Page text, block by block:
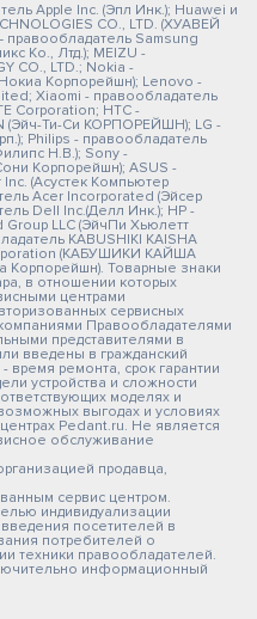
Apple Inc. (Эпл Инк.); Huawei и
CO., LTD. (ХУАВЕЙ
Samsung
Ко., Лтд.); MEIZU -
CO., LTD.; Nokia -
Корпорейшн); Lenovo -
Xiaomi - правообладатель
Corporation; HTC -
(Эйч-Ти-Си КОРПОРЕЙШН); LG -
Philips - правообладатель
Н.В.); Sony -
Корпорейшн); ASUS -
(Асустек Компьютер
Acer Incorporated (Эйсер
Dell Inc.(Делл Инк.); HP -
LLC (ЭйчПи Хьюлетт
KABUSHIKI KAISHA
(КАБУШИКИ КАЙША
Товарные знаки
в отношении которых
центрами
сервисных
Правообладателями
представителями в
введены в гражданский
время ремонта, срок гарантии
устройства и сложности
моделях и
выгодах и условиях
Pedant.ru. Не является
обслуживание
продавца,
сервис центром.
индивидуализации
посетителей в
потребителей о
техники правообладателей.
информационный